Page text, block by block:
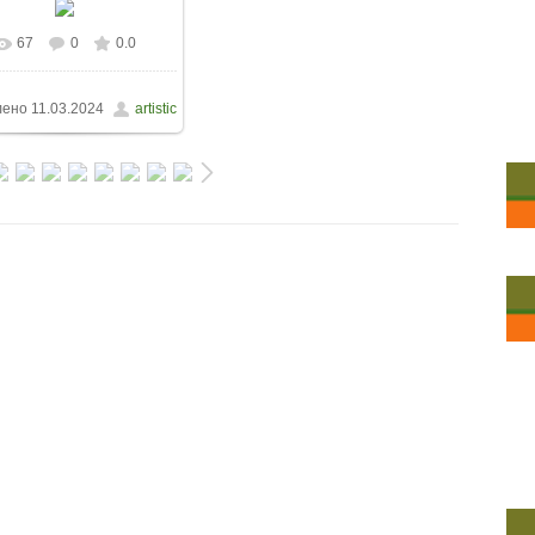
67 0 0.0
11.03.2024 artistic